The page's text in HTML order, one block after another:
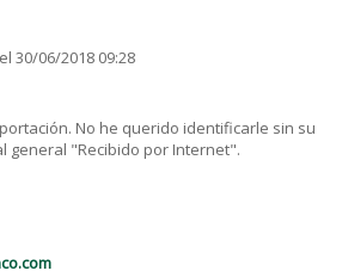
el 30/06/2018 09:28
No he querido identificarle sin su
general "Recibido por Internet".